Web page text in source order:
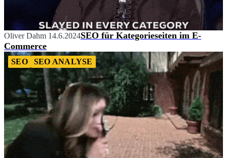
Oliver Dahm 14.6.2024SEO für Kategorieseiten im E-
Commerce
SEO SEO ANALYSE